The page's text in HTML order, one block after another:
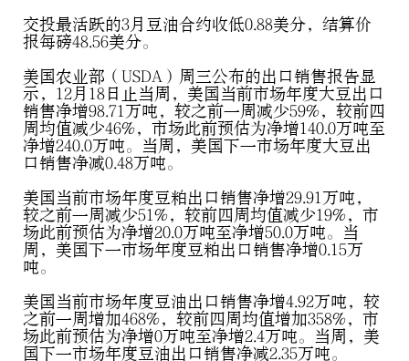
交投最活跃的3月豆油合约收低0.88美分，结算价
报每磅48.56美分。
美国农业部（USDA）周三公布的出口销售报告显
示，12月18日止当周，美国当前市场年度大豆出口
销售净增98.71万吨，较之前一周减少59%，较前四
周均值减少46%，市场此前预估为净增140.0万吨至
净增240.0万吨。当周，美国下一市场年度大豆出
口销售净减0.48万吨。
美国当前市场年度豆粕出口销售净增29.91万吨，
较之前一周减少51%，较前四周均值减少19%，市
场此前预估为净增20.0万吨至净增50.0万吨。当
周，美国下一市场年度豆粕出口销售净增0.15万
吨。
美国当前市场年度豆油出口销售净增4.92万吨，较
之前一周增加468%，较前四周均值增加358%，市
场此前预估为净增0万吨至净增2.4万吨。当周，美
国下一市场年度豆油出口销售净减2.35万吨。